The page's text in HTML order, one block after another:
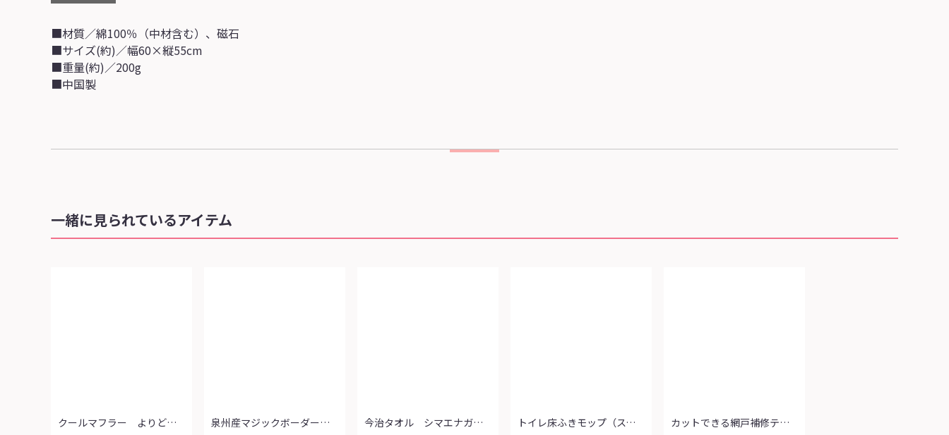
■材質／綿100％（中材含む）、磁石
■サイズ(約)／幅60×縦55cm
■重量(約)／200g
■中国製
一緒に見られているアイテム
クールマフラー よりどり２点 泉州産マジックボーダータオル 今治タオル シマエナガ日和 トイレ床ふきモップ（スペア付） カットできる網戸補修テープ